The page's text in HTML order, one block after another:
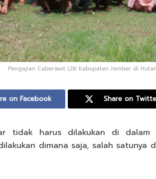
Pengajian Caberawit LDII Kabupaten Jember di
on Facebook Share on
tidak harus dilakukan di dalam
dimana saja, salah satunya